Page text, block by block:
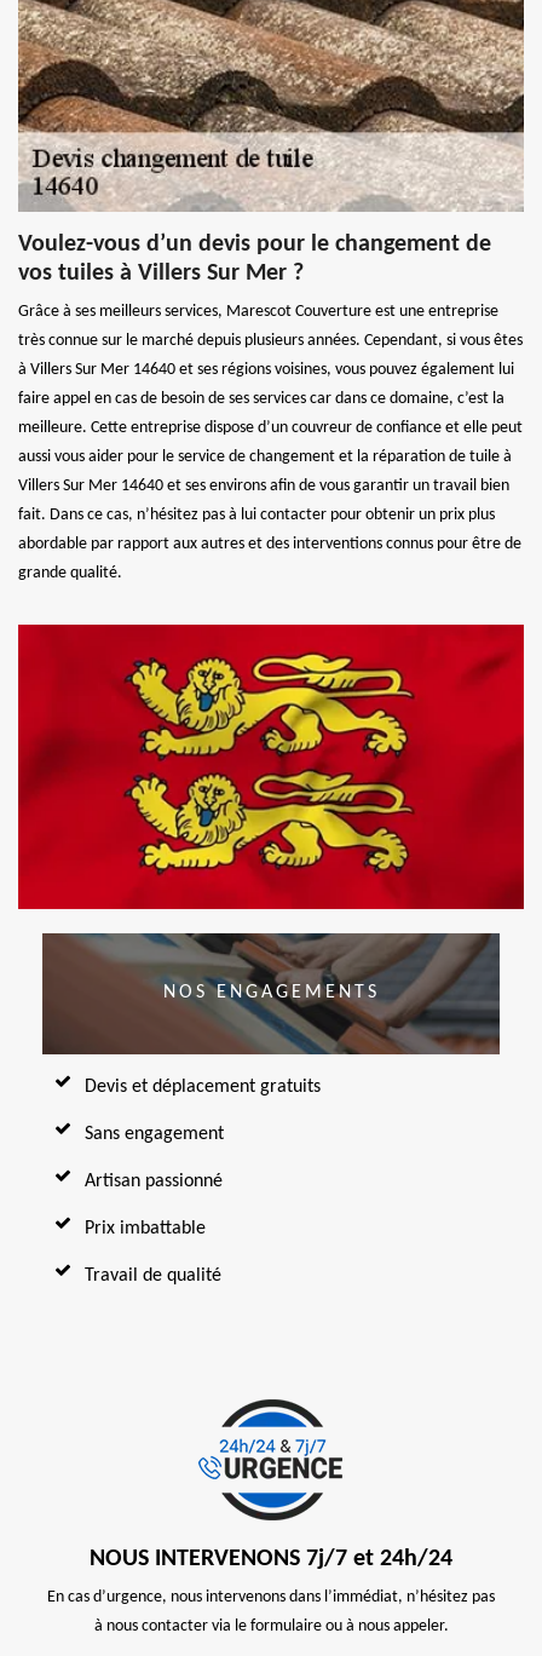
Voulez-vous d’un devis pour le changement de
vos tuiles à Villers Sur Mer ?
Grâce à ses meilleurs services, Marescot Couverture est une entreprise
très connue sur le marché depuis plusieurs années. Cependant, si vous êtes
à Villers Sur Mer 14640 et ses régions voisines, vous pouvez également lui
faire appel en cas de besoin de ses services car dans ce domaine, c’est la
meilleure. Cette entreprise dispose d’un couvreur de confiance et elle peut
aussi vous aider pour le service de changement et la réparation de tuile à
Villers Sur Mer 14640 et ses environs afin de vous garantir un travail bien
fait. Dans ce cas, n’hésitez pas à lui contacter pour obtenir un prix plus
abordable par rapport aux autres et des interventions connus pour être de
grande qualité.
NOS ENGAGEMENTS
Devis et déplacement gratuits
Sans engagement
Artisan passionné
Prix imbattable
Travail de qualité
NOUS INTERVENONS 7j/7 et 24h/24
En cas d’urgence, nous intervenons dans l’immédiat, n’hésitez pas
à nous contacter via le formulaire ou à nous appeler.